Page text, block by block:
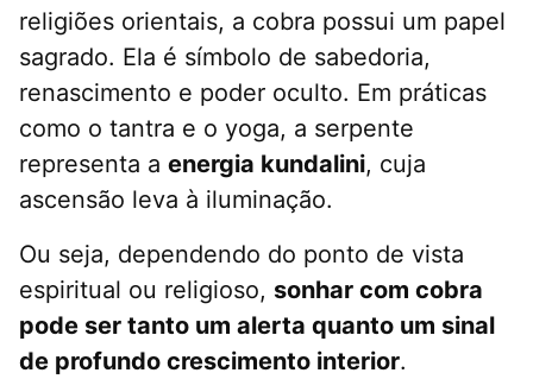
religiões orientais, a cobra possui um papel
sagrado. Ela é símbolo de sabedoria,
renascimento e poder oculto. Em práticas
como o tantra e o yoga, a serpente
representa a energia kundalini, cuja
ascensão leva à iluminação.
Ou seja, dependendo do ponto de vista
espiritual ou religioso, sonhar com cobra
pode ser tanto um alerta quanto um sinal
de profundo crescimento interior.